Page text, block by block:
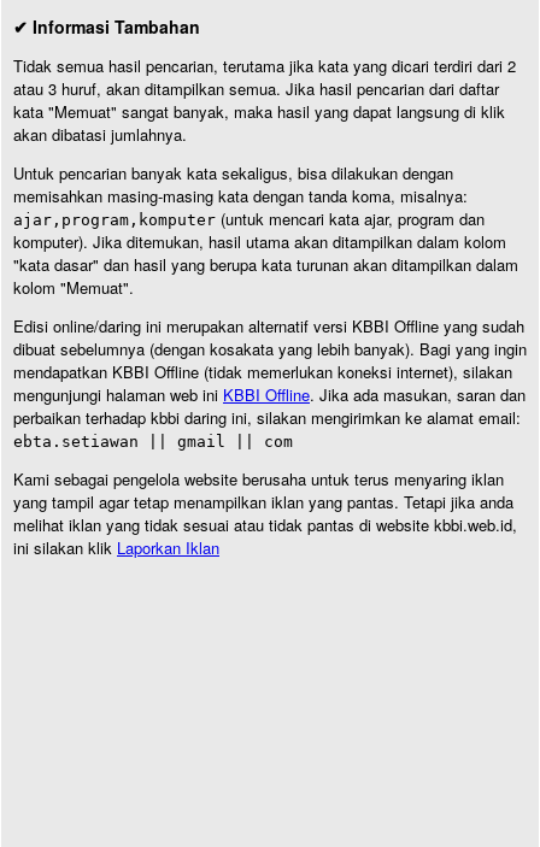
✔ Informasi Tambahan
Tidak semua hasil pencarian, terutama jika kata yang dicari terdiri dari 2
atau 3 huruf, akan ditampilkan semua. Jika hasil pencarian dari daftar
kata "Memuat" sangat banyak, maka hasil yang dapat langsung di klik
akan dibatasi jumlahnya.
Untuk pencarian banyak kata sekaligus, bisa dilakukan dengan
memisahkan masing-masing kata dengan tanda koma, misalnya:
ajar,program,komputer (untuk mencari kata ajar, program dan
komputer). Jika ditemukan, hasil utama akan ditampilkan dalam kolom
"kata dasar" dan hasil yang berupa kata turunan akan ditampilkan dalam
kolom "Memuat".
Edisi online/daring ini merupakan alternatif versi KBBI Offline yang sudah
dibuat sebelumnya (dengan kosakata yang lebih banyak). Bagi yang ingin
mendapatkan KBBI Offline (tidak memerlukan koneksi internet), silakan
mengunjungi halaman web ini KBBI Offline. Jika ada masukan, saran dan
perbaikan terhadap kbbi daring ini, silakan mengirimkan ke alamat email:
ebta.setiawan || gmail || com
Kami sebagai pengelola website berusaha untuk terus menyaring iklan
yang tampil agar tetap menampilkan iklan yang pantas. Tetapi jika anda
melihat iklan yang tidak sesuai atau tidak pantas di website kbbi.web.id,
ini silakan klik Laporkan Iklan